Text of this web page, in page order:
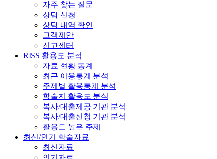
자주 찾는 질문
상담 신청
상담 내역 확인
고객제안
신고센터
RISS 활용도 분석
자료 현황 통계
최근 이용통계 분석
주제별 활용통계 분석
학술지 활용도 분석
복사/대출제공 기관 분석
복사/대출신청 기관 분석
활용도 높은 주제
최신/인기 학술자료
최신자료